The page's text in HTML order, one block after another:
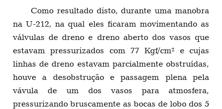
Como resultado disto, durante uma manobra
na U-212, na qual eles ficaram movimentando as
válvulas de dreno e dreno aberto dos vasos que
estavam pressurizados com 77 Kgf/cm² e cujas
linhas de dreno estavam parcialmente obstruídas,
houve a desobstrução e passagem plena pela
vávula de um dos vasos para atmosfera,
pressurizando bruscamente as bocas de lobo dos 5